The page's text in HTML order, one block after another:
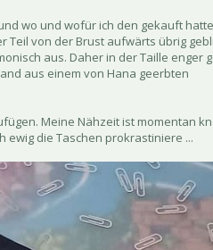
wo und wofür ich den gekauft
Teil von der Brust aufwärts übrig
aus. Daher in der Taille enger
aus einem von Hana geerbten
Meine Nähzeit ist momentan
die Taschen prokrastiniere ...